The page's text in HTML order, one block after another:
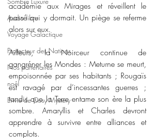
Audio libre
Voyage Galactique
Protecteur des Nations
Nos partenaires
noêl
Envie de Cosy Mystery
académie aux Mirages et réveillent le
passé qui y dormait. Un piège se referme
alors sur eux.
Ailleurs, la Noirceur continue de
gangréner les Mondes : Meturne se meurt,
empoisonnée par ses habitants ; Rougaïs
est ravagé par d’incessantes guerres ;
tandis que la Terre entame son ère la plus
sombre. Amaryllis et Charles devront
apprendre à survivre entre alliances et
complots.